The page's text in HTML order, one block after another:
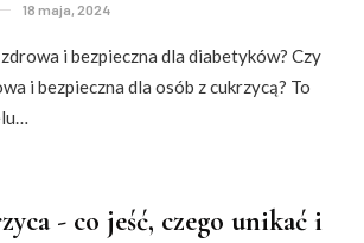
18 maja, 2024
i bezpieczna dla diabetyków? Czy
i bezpieczna dla osób z cukrzycą? To
- co jeść, czego unikać i